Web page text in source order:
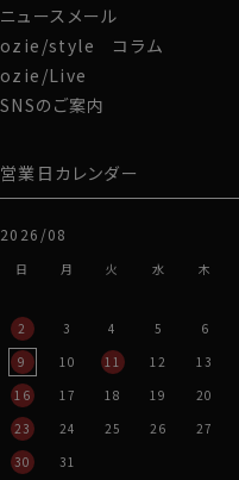
ニュースメール
ozie/style コラム
ozie/Live
SNSのご案内
営業日カレンダー
2026/08
日 月 火 水 木
2
3 4 5 6
9
10 11 12 13
16
17 18 19 20
23
24 25 26 27
30
31